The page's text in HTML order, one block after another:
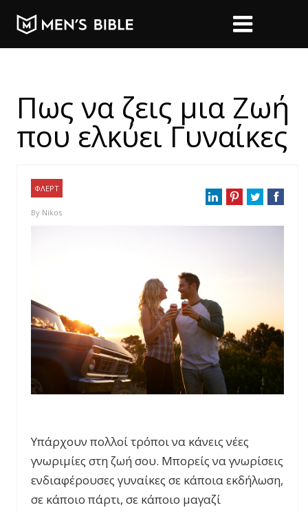
Πως να ζεις μια Ζωή
που ελκύει Γυναίκες
ΦΛΕΡΤ
By Nikos
Υπάρχουν πολλοί τρόποι να κάνεις νέες
γνωριμίες στη ζωή σου. Μπορείς να γνωρίσεις
ενδιαφέρουσες γυναίκες σε κάποια εκδήλωση,
σε κάποιο πάρτι, σε κάποιο μαγαζί